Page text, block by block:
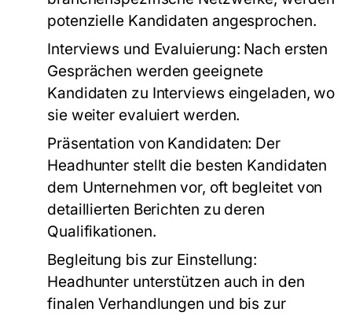
potenzielle Kandidaten angesprochen.
Interviews und Evaluierung: Nach ersten
Gesprächen werden geeignete
Kandidaten zu Interviews eingeladen, wo
sie weiter evaluiert werden.
Präsentation von Kandidaten: Der
Headhunter stellt die besten Kandidaten
dem Unternehmen vor, oft begleitet von
detaillierten Berichten zu deren
Qualifikationen.
Begleitung bis zur Einstellung:
Headhunter unterstützen auch in den
finalen Verhandlungen und bis zur